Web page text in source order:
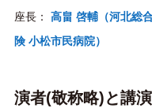
座長：
高畠 啓輔（河北総
険 小松市民病院）
演者(敬称略)と講